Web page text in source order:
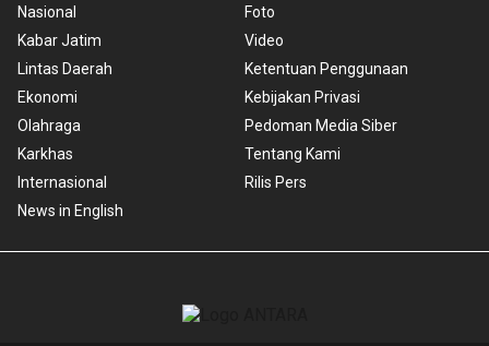
Nasional
Kabar Jatim
Lintas Daerah
Ekonomi
Olahraga
Karkhas
Internasional
News in English
Foto
Video
Ketentuan Penggunaan
Kebijakan Privasi
Pedoman Media Siber
Tentang Kami
Rilis Pers